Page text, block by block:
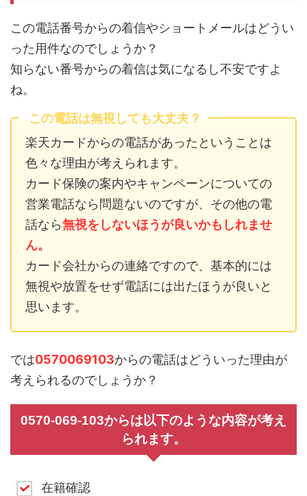
この電話番号からの着信やショートメールはどうい
った用件なのでしょうか？
知らない番号からの着信は気になるし不安ですよ
ね。
この電話は無視しても大丈夫？
楽天カードからの電話があったということは
色々な理由が考えられます。
カード保険の案内やキャンペーンについての
営業電話なら問題ないのですが、その他の電
話なら無視をしないほうが良いかもしれませ
ん。
カード会社からの連絡ですので、基本的には
無視や放置をせず電話には出たほうが良いと
思います。
では0570069103からの電話はどういった理由が
考えられるのでしょうか？
0570-069-103からは以下のような内容が考え
られます。
在籍確認